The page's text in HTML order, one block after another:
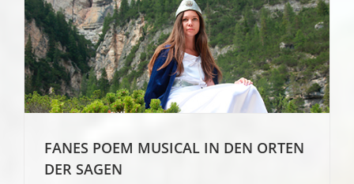
FANES POEM MUSICAL IN DEN ORTEN
DER SAGEN